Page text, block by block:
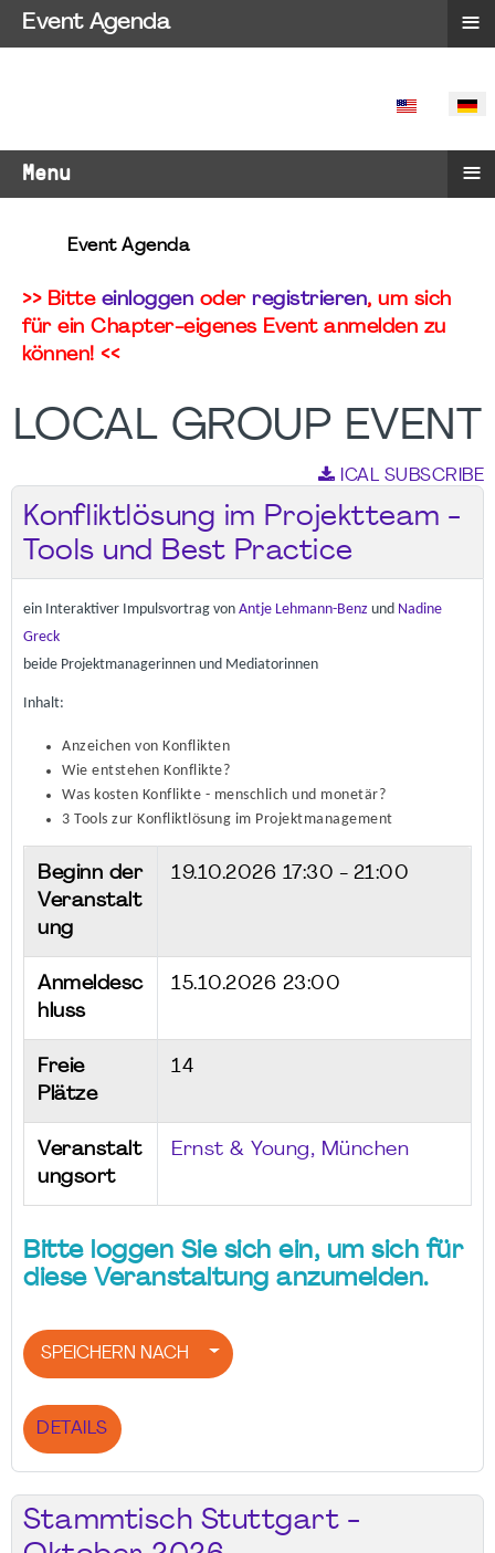
SPRACHE
Menu ≡
Event Agenda
>> Bitte einloggen oder registrieren, um sich
für ein Chapter-eigenes Event anmelden zu
können! <<
LOCAL GROUP EVENT
ICAL SUBSCRIBE
Konfliktlösung im Projektteam -
Tools und Best Practice
ein Interaktiver Impulsvortrag von Antje Lehmann-Benz und Nadine
Greck
beide Projektmanagerinnen und Mediatorinnen
Inhalt:
Anzeichen von Konflikten
Wie entstehen Konflikte?
Was kosten Konflikte - menschlich und monetär?
3 Tools zur Konfliktlösung im Projektmanagement
Beginn der
Veranstalt
ung
19.10.2026 17:30 - 21:00
Anmeldesc
hluss
15.10.2026 23:00
Freie
Plätze
14
Veranstalt
ungsort
Ernst & Young, München
Bitte loggen Sie sich ein, um sich für
diese Veranstaltung anzumelden.
SPEICHERN NACH
DETAILS
Stammtisch Stuttgart -
Event Agenda ≡